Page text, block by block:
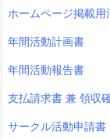
ホームページ掲載用
年間活動計画書
年間活動報告書
支払請求書 兼 領収
サークル活動申請書